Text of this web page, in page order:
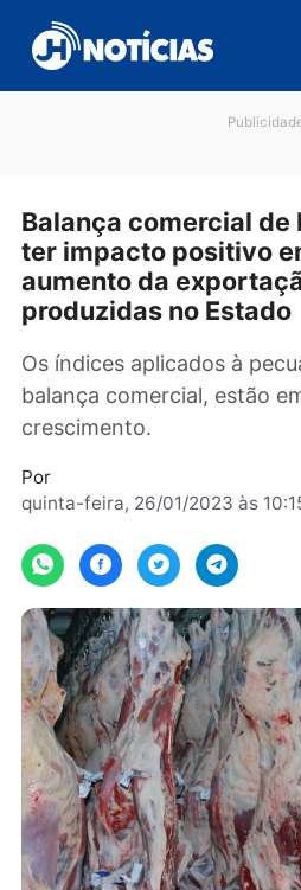
para
conteúdo
Balança comercial
ter impacto positivo
aumento da
Os índices aplicados à
balança comercial, estão
crescimento.
quinta-feira, 26/01/2023 às